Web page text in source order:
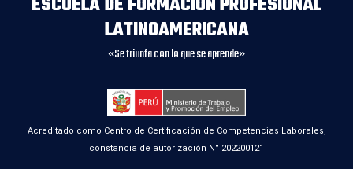
LATINOAMERICANA
«Se triunfa con lo que se aprende»
Acreditado como Centro de Certificación de Competencias Laborales,
constancia de autorización N° 202200121